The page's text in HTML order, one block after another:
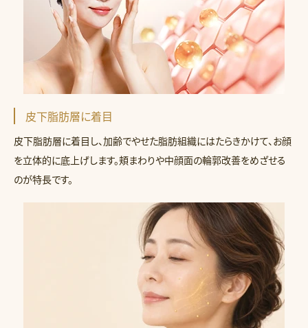
皮下脂肪層に着目
皮下脂肪層に着目し、加齢でやせた脂肪組織にはたらきかけて、お顔
を立体的に底上げします。頬まわりや中顔面の輪郭改善をめざせる
のが特長です。